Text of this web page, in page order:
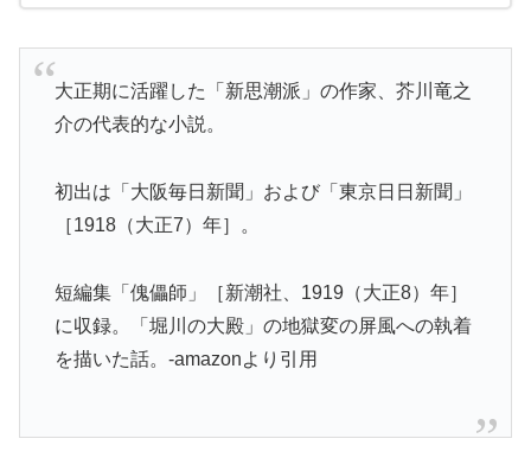
大正期に活躍した「新思潮派」の作家、芥川竜之
介の代表的な小説。
初出は「大阪毎日新聞」および「東京日日新聞」
［1918（大正7）年］。
短編集「傀儡師」［新潮社、1919（大正8）年］
に収録。「堀川の大殿」の地獄変の屏風への執着
を描いた話。-amazonより引用